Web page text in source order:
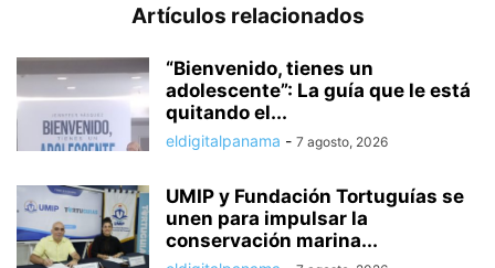
Artículos relacionados
“Bienvenido, tienes un
adolescente”: La guía que le está
quitando el...
eldigitalpanama - 7 agosto, 2026
UMIP y Fundación Tortuguías se
unen para impulsar la
conservación marina...